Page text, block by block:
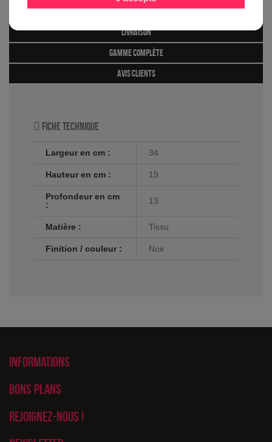
marque
livraison
gamme complète
avis clients
Fiche technique
Largeur en cm : 34
Hauteur en cm : 19
Profondeur en cm
:
13
Matière : Tissu
Finition / couleur : Noir
Informations
Bons plans
Rejoignez-nous !